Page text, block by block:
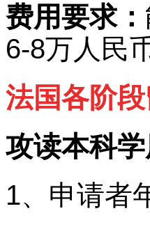
费用要求：
6-8万人民
法国各阶
攻读本科学
1、申请者